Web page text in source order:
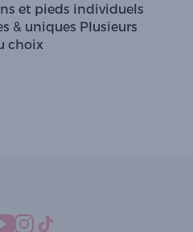
et pieds individuels
& uniques Plusieurs
choix